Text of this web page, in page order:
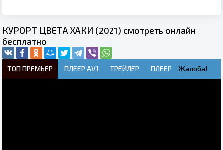
КУРОРТ ЦВЕТА ХАКИ (2021) смотреть онлайн
бесплатно
ТОП ПРЕМЬЕР ПЛЕЕР AV1 ТРЕЙЛЕР ПЛЕЕР Жалоба!